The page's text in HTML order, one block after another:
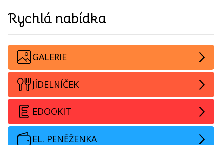
Rychlá nabídka
GALERIE
JÍDELNÍČEK
EDOOKIT
EL. PENĚŽENKA